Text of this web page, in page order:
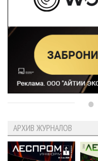
АРХИВ ЖУРНАЛОВ